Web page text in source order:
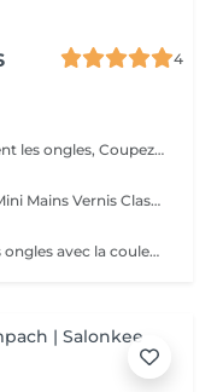
4
Dissolvant pour nettoyer completement les ongles, Coupez et Modelez les ongles avec une lime, Mouillez les mains quelques minutes pour ramollir les cuticules, Pousses les Cuticules avec batone pour repousser doucement vers l'arrière et coupez les excès, Hydratez les Mains avec crème et les cuticules pour maintenir la peau douce, Appliquez une base transparent pour protéger les ongles. Attendez suffisamment de tempos pour sèche.
Menu MiniLUX (enfants de 4 à 10 ans) Mini Mains Vernis Classique Petite mise en beauté des ongles avec la couleur au choix
Mini Mains = Petite mise en beauté des ongles avec la couleur au choix Mini Soin des Pieds = Petite mise en beauté des ongles Nettoyage doux, hydratation et pose de vernis Duo Mini Mains & Pieds Forfait complet pour mains et pieds avec vernis coloré